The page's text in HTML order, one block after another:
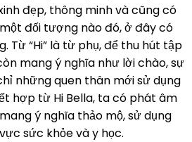
đẹp, thông minh và cũng có
đối tượng nào đó, ở đây có
Từ “Hi” là từ phụ, để thu hút tập
mang ý nghĩa như lời chào, sự
những quen thân mới sử dụng
hợp từ Hi Bella, ta có phát âm
ý nghĩa thảo mộ, sử dụng
sức khỏe và y học.